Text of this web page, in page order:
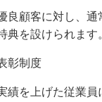
良顧客に対し、
典を設けられます。
彰制度
績を上げた従業